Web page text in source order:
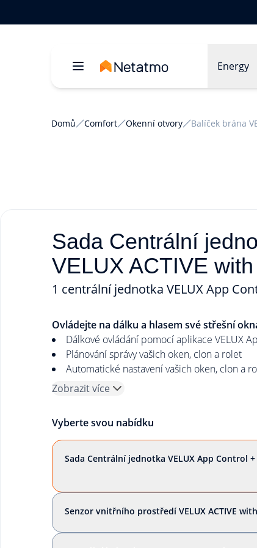
Energy
Domů Comfort Okenní otvory Balíček brána
Sada Centrální
VELUX ACTIVE
1 centrální jednotka VELUX App
Ovládejte na dálku a hlasem své střešní
Dálkové ovládání pomocí aplikace VELUX
Plánování správy vašich oken, clon a rolet
Automatické nastavení vašich oken, clon a
Zobrazit více
Vyberte svou nabídku
Sada Centrální jednotka VELUX App Control
Senzor vnitřního prostředí VELUX ACTIVE